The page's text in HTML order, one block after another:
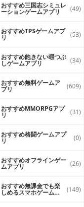
おすすめ三国志シミュレ
ーションゲームアプリ (49)
おすすめTPSゲームアプ
リ (53)
おすすめ飽きない暇つぶ
しゲームアプリ (34)
おすすめ無料ゲームア
プリ (609)
おすすめ MMORPGアプ
リ (31)
おすすめ格闘ゲームアプ
リ (0)
おすすめオフラインゲー
ムアプリ (26)
おすすめ無課金でも楽
しめるスマホゲームア (149)